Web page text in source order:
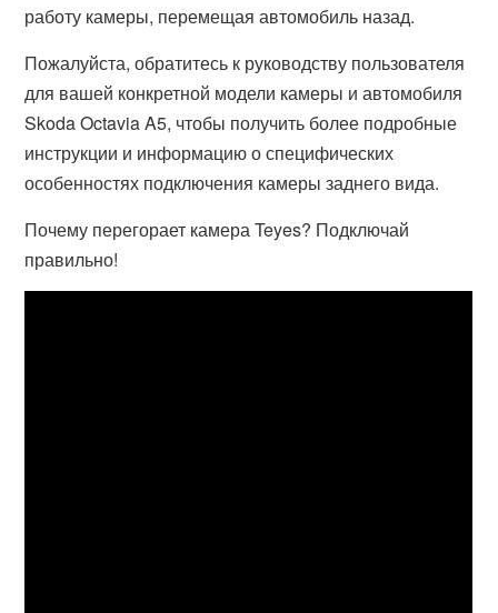
работу камеры, перемещая автомобиль назад.
Пожалуйста, обратитесь к руководству пользователя
для вашей конкретной модели камеры и автомобиля
Skoda Octavia A5, чтобы получить более подробные
инструкции и информацию о специфических
особенностях подключения камеры заднего вида.
Почему перегорает камера Teyes? Подключай
правильно!